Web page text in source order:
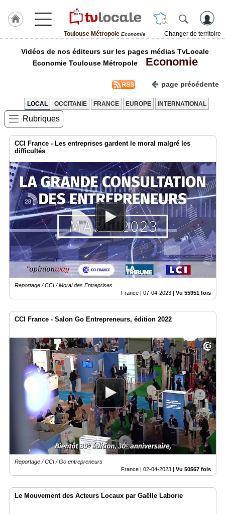
Toulouse Métropole Economie
Changer de territoire
J'adhère
TvLocale
France
Accueil
RUBRIQUES
Agenda
Gazette
Vidéos
Médias
du
Blogs
Inscription
annuaire
Vidéos de nos éditeurs sur les pages médias TvLocale
Economie Toulouse Métropole
Economie
page précédente
LOCAL OCCITANIE FRANCE EUROPE INTERNATIONAL
Rubriques
CCI France - Les entreprises gardent le moral malgré les
difficultés
Reportage / CCI / Moral des Entreprises
France | 07-04-2023 Vu 55951 fois
CCI France - Salon Go Entrepreneurs, édition 2022
Reportage / CCI / Go entrepreneurs
France | 02-04-2023 | Vu 50567 fois
Le Mouvement des Acteurs Locaux par Gaëlle Laborie